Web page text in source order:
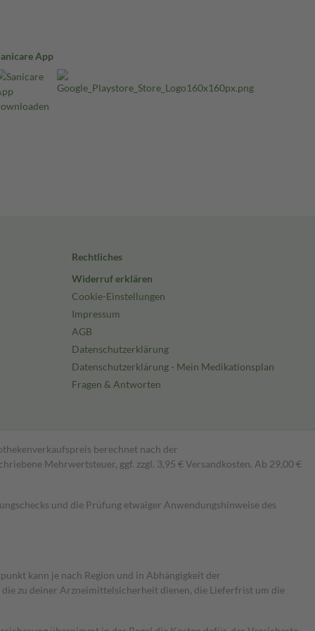
App
Rechtliches
Widerruf erklären
Cookie-Einstellungen
Impressum
AGB
Datenschutzerklärung
Datenschutzerklärung - Mein Medikationsplan
Fragen & Antworten
berechnet nach der
Mehrwertsteuer, ggf. zzgl. 3,95 € Versandkosten. Ab 29,00 €
und die Prüfung etwaiger Anwendungshinweise des
kann je nach Region und in Abhängigkeit der
zu deiner Arzneimittelsicherheit dienen, die Lieferfrist um die